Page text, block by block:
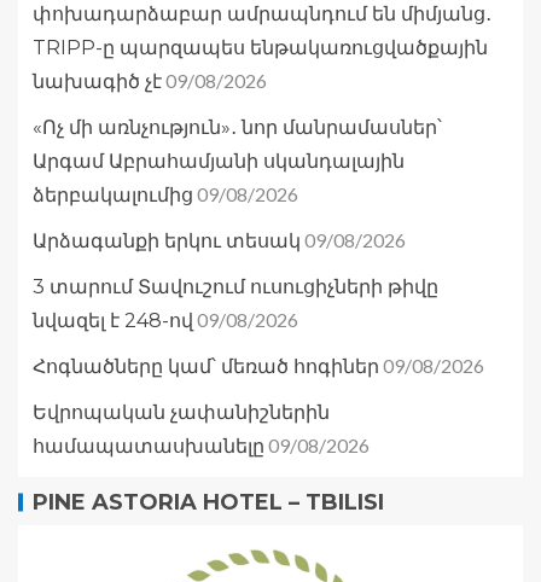
փոխադարձաբար ամրապնդում են միմյանց․
TRIPP-ը պարզապես ենթակառուցվածքային
նախագիծ չէ09/08/2026
«Ոչ մի առնչություն»․ նոր մանրամասներ՝
Արգամ Աբրահամյանի սկանդալային
ձերբակալումից 09/08/2026
Արձագանքի երկու տեսակ 09/08/2026
3 տարում Տավուշում ուսուցիչների թիվը
նվազել է 248-ով 09/08/2026
Հոգնածները կամ՝ մեռած հոգիներ 09/08/2026
Եվրոպական չափանիշներին
համապատասխանելը 09/08/2026
PINE ASTORIA HOTEL – TBILISI